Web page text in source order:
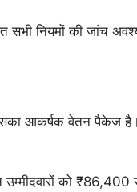
नियमों की जांच
आकर्षक वेतन पैकेज है।
उम्मीदवारों को